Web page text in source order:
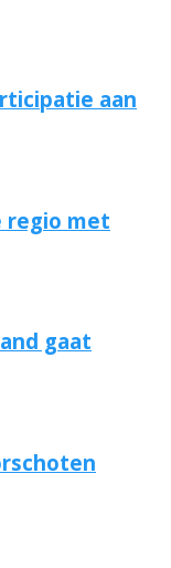
aan
regio met
gaat